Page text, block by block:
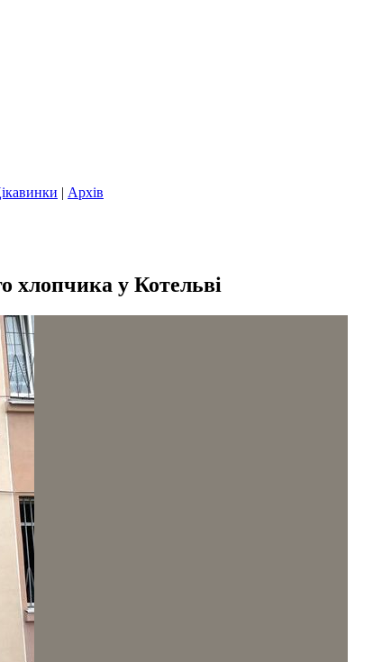
| Архів
хлопчика у Котельві